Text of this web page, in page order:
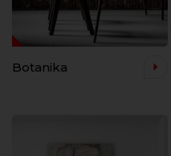
Botanika